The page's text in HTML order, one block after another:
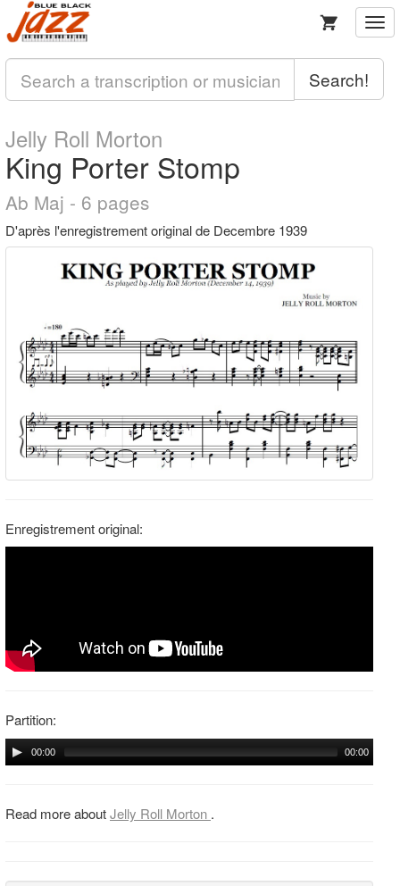
Search!
Jelly Roll Morton
King Porter Stomp
Ab Maj - 6 pages
D'après l'enregistrement original de Decembre 1939
Enregistrement original:
Partition:
00:00 00:00
Read more aboutJelly Roll Morton .